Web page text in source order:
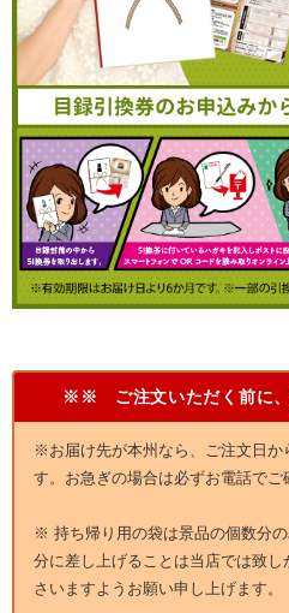
※※ ご注文いただく前に
※お届け先が本州なら、ご注文日か
す。お急ぎの場合は必ずお電話でご
※ 持ち帰り用の袋は景品の個数分
分に差し上げることは当店では致
さいますようお願い申し上げます。